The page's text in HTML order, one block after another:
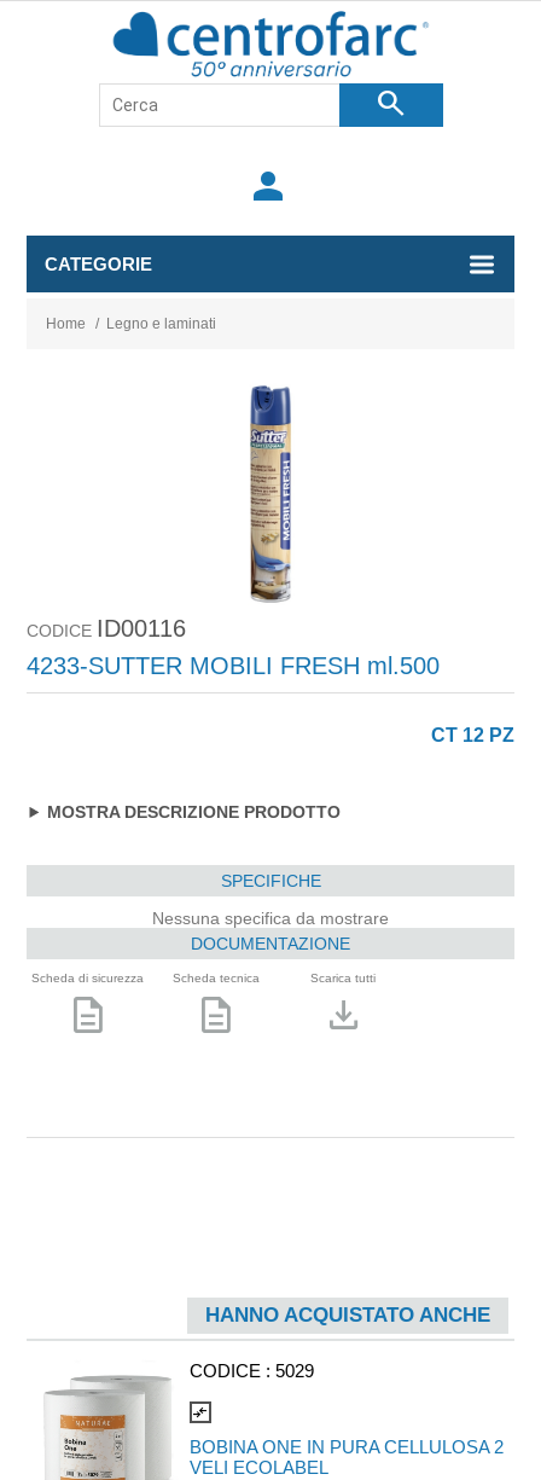
search
person
CATEGORIE
Home / Legno e laminati
CODICE ID00116
4233-SUTTER MOBILI FRESH ml.500
CT 12 PZ
MOSTRA DESCRIZIONE PRODOTTO
SPECIFICHE
Nessuna specifica da mostrare
DOCUMENTAZIONE
Scheda di sicurezza
description
Scheda tecnica
description
Scarica tutti
download
HANNO ACQUISTATO ANCHE
CODICE : 5029
compare_arrows
BOBINA ONE IN PURA CELLULOSA 2
VELI ECOLABEL